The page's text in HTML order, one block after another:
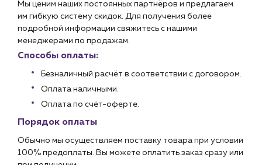
Мы ценим наших постоянных партнёров и предлагаем
им гибкую систему скидок. Для получения более
подробной информации свяжитесь с нашими
менеджерами по продажам.
Способы оплаты:
Безналичный расчёт в соответствии с договором.
Оплата наличными.
Оплата по счёт-оферте.
Порядок оплаты
Обычно мы осуществляем поставку товара при условии
100% предоплаты. Вы можете оплатить заказ сразу или